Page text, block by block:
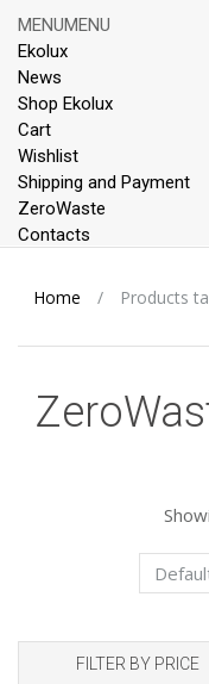
Skip
to
content
MENUMENU
Ekolux
News
Shop Ekolux
Cart
Wishlist
Shipping and Payment
ZeroWaste
Contacts
Home / Products
FILTER BY PRICE